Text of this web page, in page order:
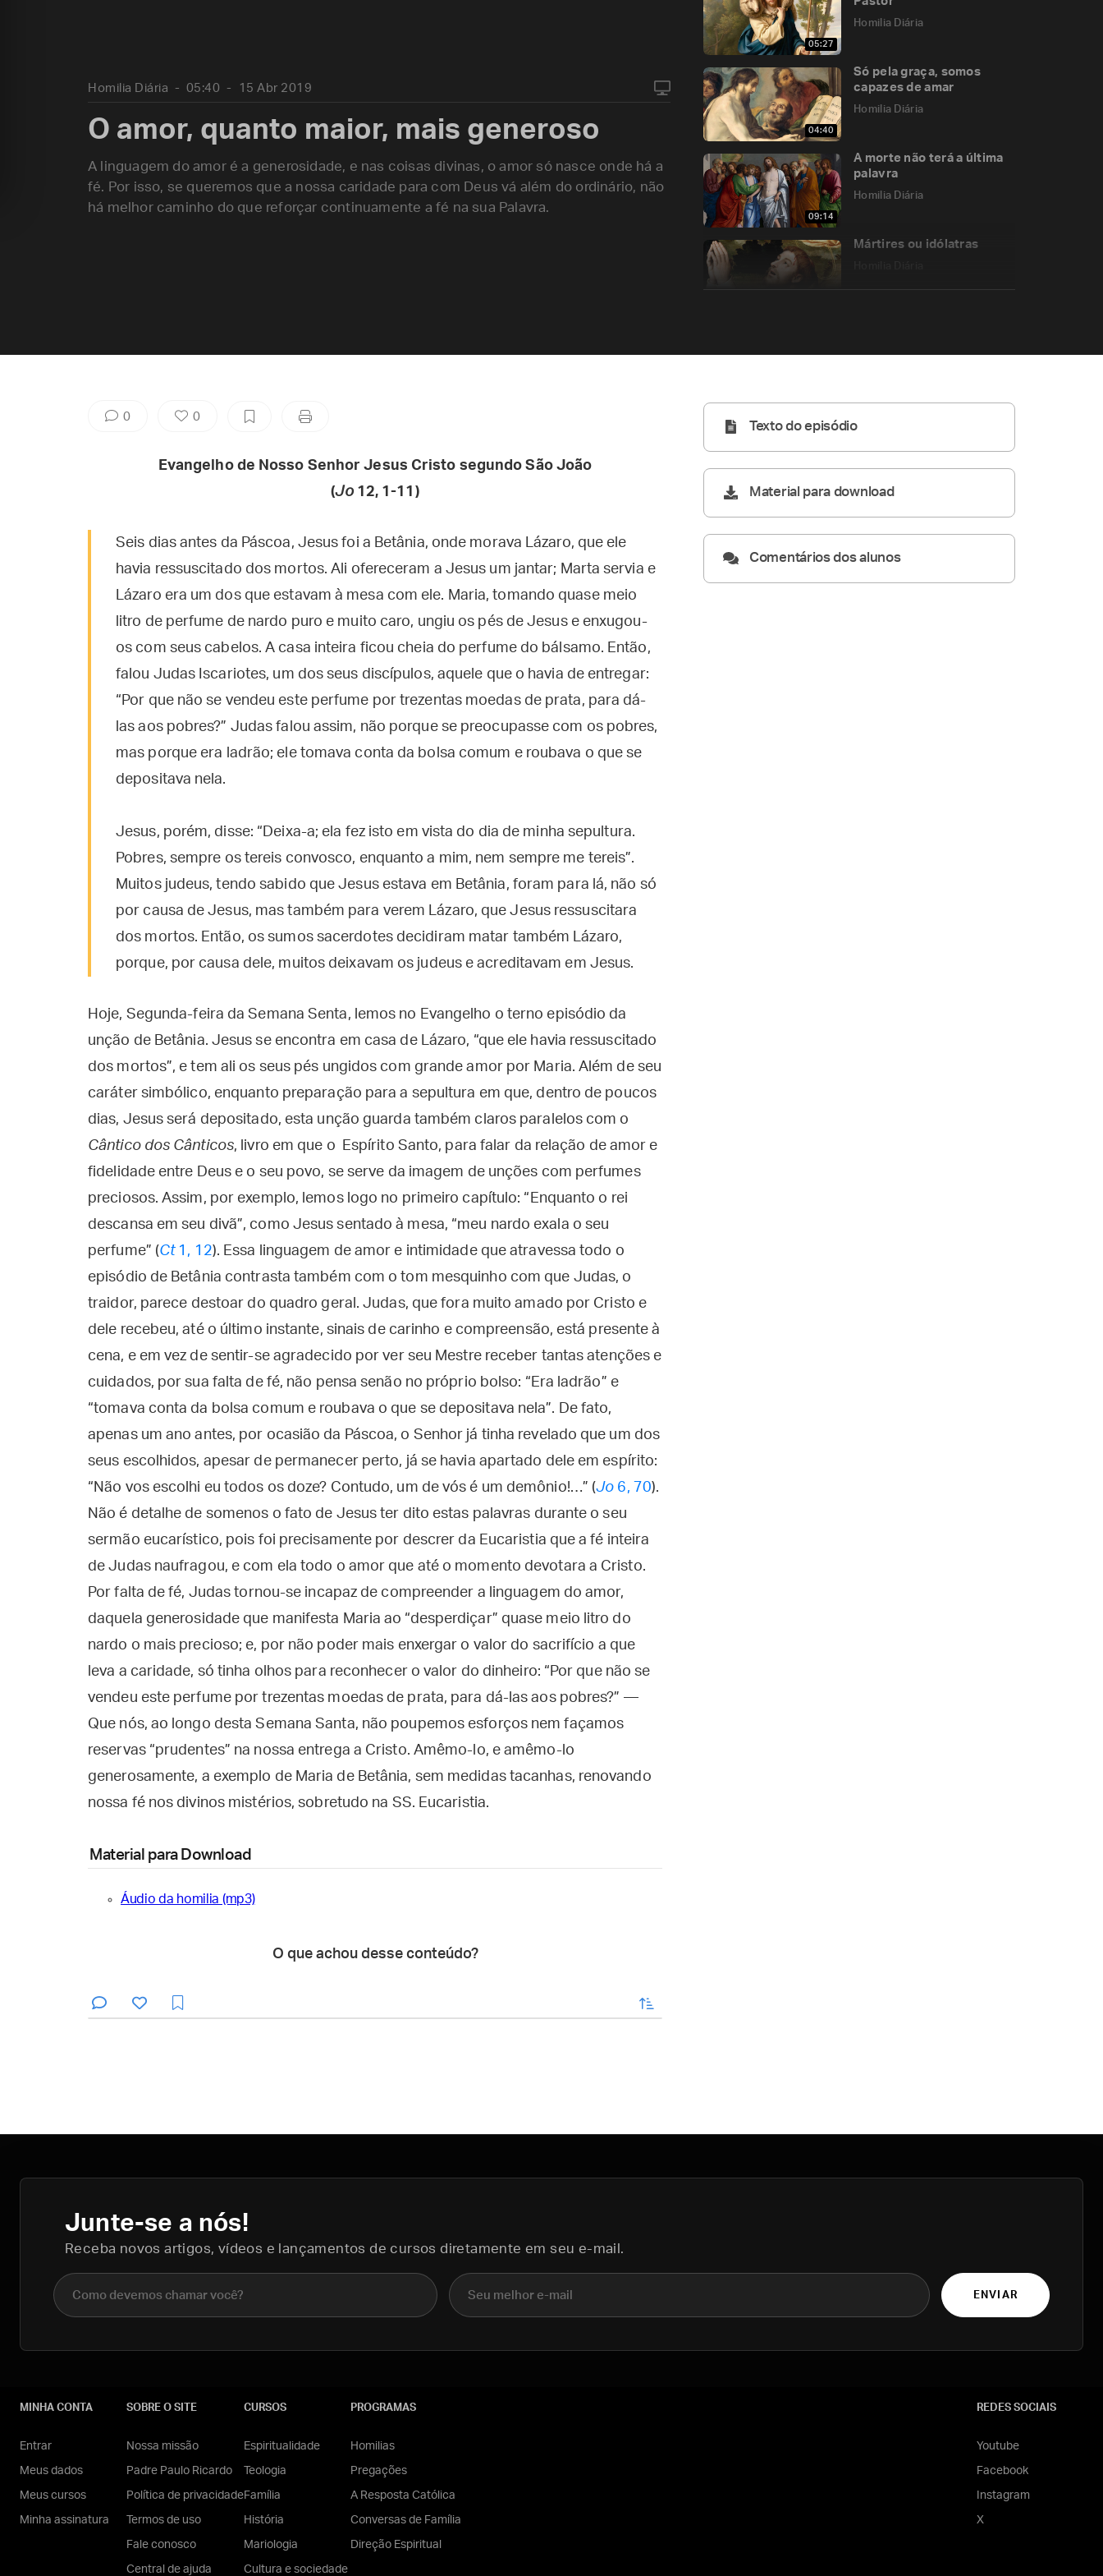
05:27
Homilia Diária
04:40
Só pela graça, somos
capazes de amar
Homilia Diária
09:14
A morte não terá a última
palavra
Homilia Diária
Mártires ou idólatras
Homilia Diária 05:40 15 Abr 2019
O amor, quanto maior, mais generoso
A linguagem do amor é a generosidade, e nas coisas divinas, o amor só nasce onde há a
fé. Por isso, se queremos que a nossa caridade para com Deus vá além do ordinário, não
há melhor caminho do que reforçar continuamente a fé na sua Palavra.
0 0
Evangelho de Nosso Senhor Jesus Cristo segundo São João
(Jo12, 1-11)
Seis dias antes da Páscoa, Jesus foi a Betânia, onde morava Lázaro, que ele
havia ressuscitado dos mortos. Ali ofereceram a Jesus um jantar; Marta servia e
Lázaro era um dos que estavam à mesa com ele. Maria, tomando quase meio
litro de perfume de nardo puro e muito caro, ungiu os pés de Jesus e enxugou-
os com seus cabelos. A casa inteira ficou cheia do perfume do bálsamo. Então,
falou Judas Iscariotes, um dos seus discípulos, aquele que o havia de entregar:
“Por que não se vendeu este perfume por trezentas moedas de prata, para dá-
las aos pobres?” Judas falou assim, não porque se preocupasse com os pobres,
mas porque era ladrão; ele tomava conta da bolsa comum e roubava o que se
depositava nela.
Jesus, porém, disse: “Deixa-a; ela fez isto em vista do dia de minha sepultura.
Pobres, sempre os tereis convosco, enquanto a mim, nem sempre me tereis”.
Muitos judeus, tendo sabido que Jesus estava em Betânia, foram para lá, não só
por causa de Jesus, mas também para verem Lázaro, que Jesus ressuscitara
dos mortos. Então, os sumos sacerdotes decidiram matar também Lázaro,
porque, por causa dele, muitos deixavam os judeus e acreditavam em Jesus.
Hoje, Segunda-feira da Semana Senta, lemos no Evangelho o terno episódio da
unção de Betânia. Jesus se encontra em casa de Lázaro, “que ele havia ressuscitado
dos mortos”, e tem ali os seus pés ungidos com grande amor por Maria. Além de seu
caráter simbólico, enquanto preparação para a sepultura em que, dentro de poucos
dias, Jesus será depositado, esta unção guarda também claros paralelos com o
Cântico dos Cânticos, livro em que o Espírito Santo, para falar da relação de amor e
fidelidade entre Deus e o seu povo, se serve da imagem de unções com perfumes
preciosos. Assim, por exemplo, lemos logo no primeiro capítulo: “Enquanto o rei
descansa em seu divã”, como Jesus sentado à mesa, “meu nardo exala o seu
perfume” (Ct1, 12). Essa linguagem de amor e intimidade que atravessa todo o
episódio de Betânia contrasta também com o tom mesquinho com que Judas, o
traidor, parece destoar do quadro geral. Judas, que fora muito amado por Cristo e
dele recebeu, até o último instante, sinais de carinho e compreensão, está presente à
cena, e em vez de sentir-se agradecido por ver seu Mestre receber tantas atenções e
cuidados, por sua falta de fé, não pensa senão no próprio bolso: “Era ladrão” e
“tomava conta da bolsa comum e roubava o que se depositava nela”. De fato,
apenas um ano antes, por ocasião da Páscoa, o Senhor já tinha revelado que um dos
seus escolhidos, apesar de permanecer perto, já se havia apartado dele em espírito:
“Não vos escolhi eu todos os doze? Contudo, um de vós é um demônio!…” (Jo 6, 70).
Não é detalhe de somenos o fato de Jesus ter dito estas palavras durante o seu
sermão eucarístico, pois foi precisamente por descrer da Eucaristia que a fé inteira
de Judas naufragou, e com ela todo o amor que até o momento devotara a Cristo.
Por falta de fé, Judas tornou-se incapaz de compreender a linguagem do amor,
daquela generosidade que manifesta Maria ao “desperdiçar” quase meio litro do
nardo o mais precioso; e, por não poder mais enxergar o valor do sacrifício a que
leva a caridade, só tinha olhos para reconhecer o valor do dinheiro: “Por que não se
vendeu este perfume por trezentas moedas de prata, para dá-las aos pobres?” —
Que nós, ao longo desta Semana Santa, não poupemos esforços nem façamos
reservas “prudentes” na nossa entrega a Cristo. Amêmo-lo, e amêmo-lo
generosamente, a exemplo de Maria de Betânia, sem medidas tacanhas, renovando
nossa fé nos divinos mistérios, sobretudo na SS. Eucaristia.
Material para Download
Áudio da homilia (mp3)
O que achou desse conteúdo?
enviar
Texto do episódio
Material para download
Comentários dos alunos
Junte-se a nós!
Receba novos artigos, vídeos e lançamentos de cursos diretamente em seu e-mail.
Nome completo E-mail
ENVIAR
MINHA CONTA
Entrar
Meus dados
Meus cursos
Minha assinatura
SOBRE O SITE
Nossa missão
Padre Paulo Ricardo
Política de privacidade
Termos de uso
Fale conosco
Central de ajuda
CURSOS
Espiritualidade
Teologia
Família
História
Mariologia
Cultura e sociedade
PROGRAMAS
Homilias
Pregações
A Resposta Católica
Conversas de Família
Direção Espiritual
REDES SOCIAIS
Youtube
Facebook
Instagram
X